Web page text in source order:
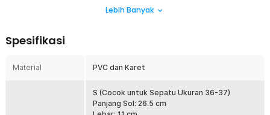
yang mampu menghalau air agar tidak meresap ke dalam sepatu.
lapisan pelindung pada bagian atas. Desain tinggi membantu
aktivitas harian maupun perjalanan jauh.
Resleting Praktis untuk Pemakaian Cepat
Lebih Banyak
Spesifikasi
Material PVC dan Karet
S (Cocok untuk Sepatu Ukuran 36-37)
Panjang Sol: 26.5 cm